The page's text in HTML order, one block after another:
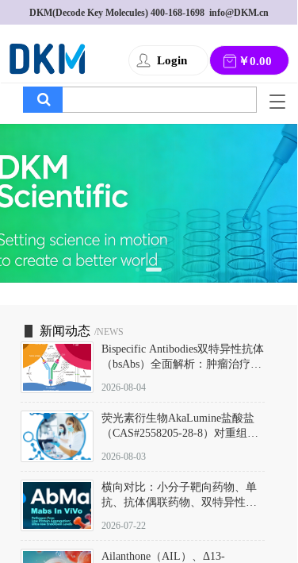
DKM(Decode Key Molecules) 400-168-1698
  info@DKM.cn
Login ￥0.00
T
g
g
l
a
v
i
g
a
新闻动态 /NEWS
Bispecific Antibodies双特异性抗体
（bsAbs）全面解析：肿瘤治疗的
2026-08-04
荧光素衍生物AkaLumine盐酸盐
（CAS#2558205-28-8）对重组萤
数（Km）为2.06 μM；其近红外
发光特性赋予优异的组织穿透能
力，大幅增强成像信噪比，从而
实现活体动物模型中极低给药剂
量下的高灵敏度、非侵入式生物
2026-08-03
横向对比：小分子靶向药物、单
抗、抗体偶联药物、双特异性抗
及应用瓶颈
2026-07-22
Ailanthone（AIL）、Δ13-